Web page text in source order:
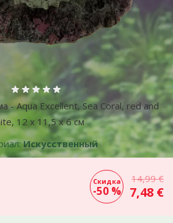
- Aqua Excellent, Sea Coral, red and
12 x 11,5 x 6 см
Оценка 0%
Искусственный
Скидка
-50 %
14,99 €
7,48 €
Больше фотографий